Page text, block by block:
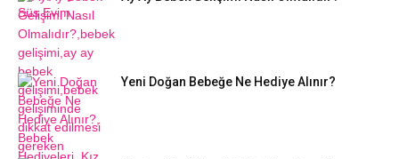
Yeni Doğan Bebeğe Ne Hediye Alınır?